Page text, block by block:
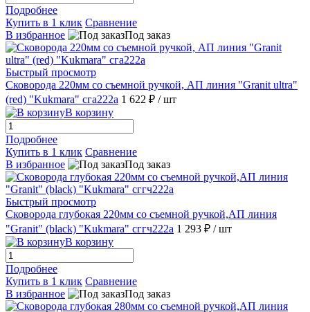
Подробнее
Купить в 1 клик Сравнение
В избранное
Под заказ
Быстрый просмотр
Сковорода 220мм со съемной ручкой, АП линия "Granit ultra"
(red) "Kukmara" сга222а 1 622 ₽ / шт
В корзину
Подробнее
Купить в 1 клик Сравнение
В избранное
Под заказ
Быстрый просмотр
Сковорода глубокая 220мм со съемной ручкой,АП линия
"Granit" (black) "Kukmara" сггч222а 1 293 ₽ / шт
В корзину
Подробнее
Купить в 1 клик Сравнение
В избранное
Под заказ